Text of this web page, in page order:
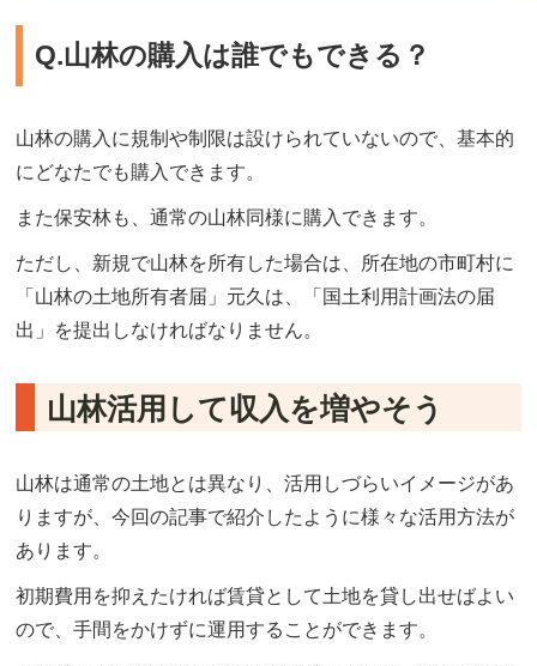
Q.山林の購入は誰でもできる？
山林の購入に規制や制限は設けられていないので、基本的
にどなたでも購入できます。
また保安林も、通常の山林同様に購入できます。
ただし、新規で山林を所有した場合は、所在地の市町村に
「山林の土地所有者届」元久は、「国土利用計画法の届
出」を提出しなければなりません。
山林活用して収入を増やそう
山林は通常の土地とは異なり、活用しづらいイメージがあ
りますが、今回の記事で紹介したように様々な活用方法が
あります。
初期費用を抑えたければ賃貸として土地を貸し出せばよい
ので、手間をかけずに運用することができます。